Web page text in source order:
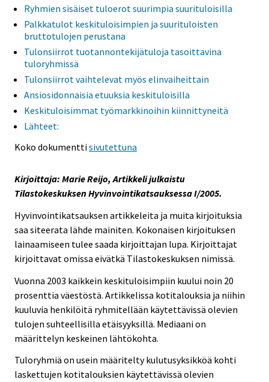
Ryhmien sisäiset tuloerot suurimpia suurituloisilla
Palkkatulot keskituloisimpien ja suurituloisten
bruttotulojen perustana
Tulonsiirrot tuotannontekijätuloja tasoittavina
tuloryhmissä
Tulonsiirrot vaihtelevat myös elinvaiheittain
Ansiosidonnaisia etuuksia keskituloisilla
Keskituloisimmat työmarkkinoihin kiinnittyneitä
Lähteet:
Koko dokumenttisivutettuna
Kirjoittaja: Marie Reijo, Artikkeli julkaistu
Tilastokeskuksen Hyvinvointikatsauksessa I/2005.
Hyvinvointikatsauksen artikkeleita ja muita kirjoituksia
saa siteerata lähde mainiten. Kokonaisen kirjoituksen
lainaamiseen tulee saada kirjoittajan lupa. Kirjoittajat
kirjoittavat omissa eivätkä Tilastokeskuksen nimissä.
Vuonna 2003 kaikkein keskituloisimpiin kuului noin 20
prosenttia väestöstä. Artikkelissa kotitalouksia ja niihin
kuuluvia henkilöitä ryhmitellään käytettävissä olevien
tulojen suhteellisilla etäisyyksillä. Mediaani on
määrittelyn keskeinen lähtökohta.
Tuloryhmiä on usein määritelty kulutusyksikköä kohti
laskettujen kotitalouksien käytettävissä olevien